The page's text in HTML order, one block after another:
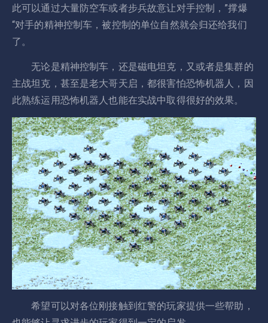
此可以通过大量防空车或者步兵故意让对手控制，”撑爆
“对手的精神控制车，被控制的单位自然就会归还给我们
了。
无论是精神控制车，还是磁电坦克，又或者是集群的
主战坦克，甚至是老大哥天启，都很害怕恐怖机器人，因
此熟练运用恐怖机器人也能在实战中取得很好的效果。
希望可以对各位刚接触到红警的玩家提供一些帮助，